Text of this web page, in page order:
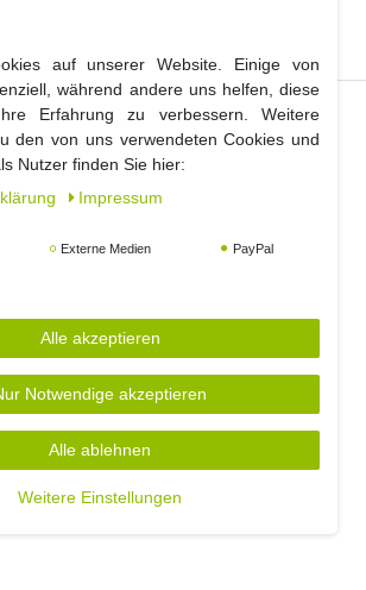
auch wieder zusammengeklappt.
oder einfach auf dem Balkon.
und Anglern sehr beliebt.
verstaut werden.
auf unserer Website. Einige von
während andere uns helfen, diese
Erfahrung zu verbessern. Weitere
den von uns verwendeten Cookies und
Nutzer finden Sie hier:
Impressum
Externe Medien PayPal
Alle akzeptieren
Notwendige akzeptieren
Alle ablehnen
Weitere Einstellungen